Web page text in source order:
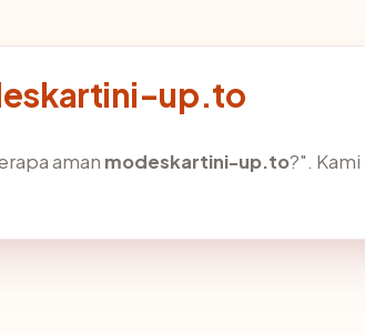
up.to
aman modeskartini-up.to?".